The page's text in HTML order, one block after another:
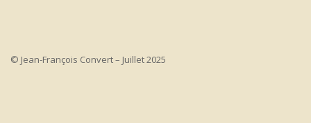
© Jean-François Convert – Juillet 2025